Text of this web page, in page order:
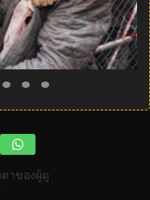
าของผู้ดู